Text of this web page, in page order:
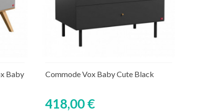
Baby
Commode Vox Baby Cute Black
418,00 €